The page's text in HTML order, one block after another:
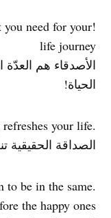
you need for your
life journey
الأصدقاء هم العدّة
الحياة!
.True friendship refreshes your life
الصداقة الحقيقية
to be in the same
the happy ones